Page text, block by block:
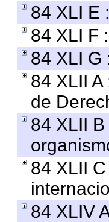
84 XLI E
84 XLI F
84 XLI G
84 XLII
de
84 XLII
84 XLII
84 XLIV